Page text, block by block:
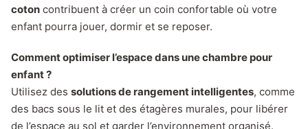
coton contribuent à créer un coin confortable où votre
enfant pourra jouer, dormir et se reposer.
Comment optimiser l’espace dans une chambre pour
enfant ?
Utilisez des solutions de rangement intelligentes, comme
des bacs sous le lit et des étagères murales, pour libérer
de l’espace au sol et garder l’environnement organisé.